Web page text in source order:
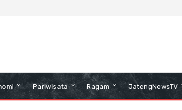
Pariwisata Ragam JatengNewsTV